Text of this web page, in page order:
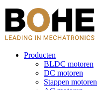
Producten
BLDC motoren
DC motoren
Stappen motoren